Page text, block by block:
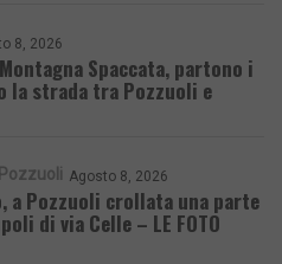
8, 2026
Spaccata, partono i
la strada tra Pozzuoli e
Pozzuoli Agosto 8, 2026
a Pozzuoli crollata una parte
di via Celle – LE FOTO